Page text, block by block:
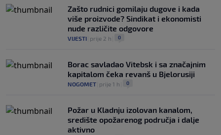
Zašto rudnici gomilaju dugove i kada
više proizvode? Sindikat i ekonomisti
nude različite odgovore
VIJESTI prije 2 h 0
Borac savladao Vitebsk i sa značajnim
kapitalom čeka revanš u Bjelorusiji
NOGOMET prije 1 h 0
Požar u Kladnju izolovan kanalom,
središte opožarenog područja i dalje
aktivno